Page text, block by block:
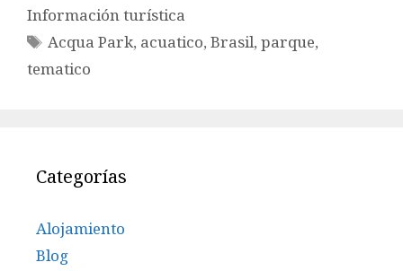
Información turística
Etiquetas
Acqua Park, acuatico,Brasil,parque,
tematico
Categorías
Alojamiento
Blog